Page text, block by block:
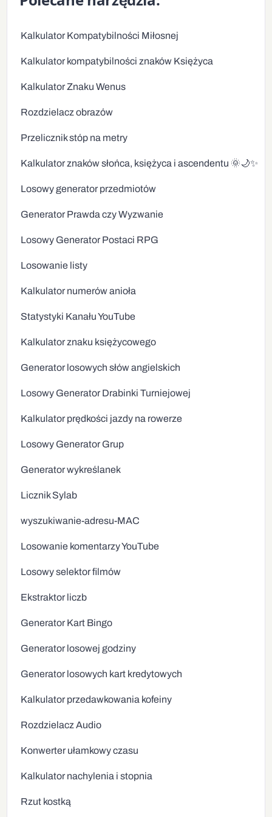
Kalkulator Kompatybilności Miłosnej
Kalkulator kompatybilności znaków Księżyca
Kalkulator Znaku Wenus
Rozdzielacz obrazów
Przelicznik stóp na metry
Kalkulator znaków słońca, księżyca i ascendentu 🌞🌙✨
Losowy generator przedmiotów
Generator Prawda czy Wyzwanie
Losowy Generator Postaci RPG
Losowanie listy
Kalkulator numerów anioła
Statystyki Kanału YouTube
Kalkulator znaku księżycowego
Generator losowych słów angielskich
Losowy Generator Drabinki Turniejowej
Kalkulator prędkości jazdy na rowerze
Losowy Generator Grup
Generator wykreślanek
Licznik Sylab
wyszukiwanie-adresu-MAC
Losowanie komentarzy YouTube
Losowy selektor filmów
Ekstraktor liczb
Generator Kart Bingo
Generator losowej godziny
Generator losowych kart kredytowych
Kalkulator przedawkowania kofeiny
Rozdzielacz Audio
Konwerter ułamkowy czasu
Kalkulator nachylenia i stopnia
Rzut kostką